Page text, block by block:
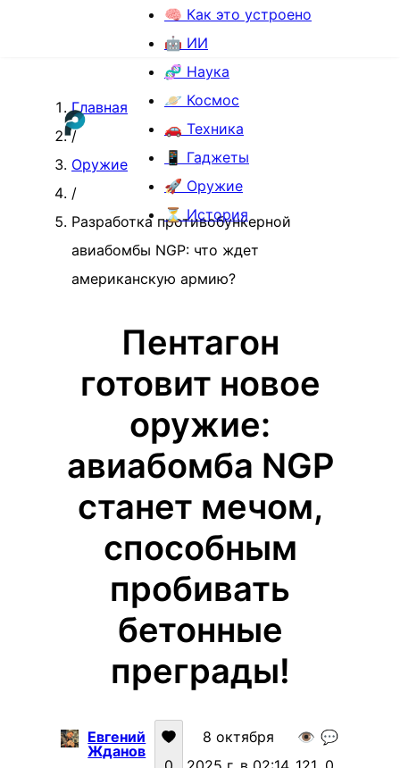
🧠 Как это устроено
🤖 ИИ
🧬 Наука
🪐 Космос
🚗 Техника
📱 Гаджеты
🚀 Оружие
⏳ История
Главная
/
Оружие
/
Разработка противобункерной
авиабомбы NGP: что ждет
американскую армию?
Пентагон
готовит новое
оружие:
авиабомба NGP
станет мечом,
способным
пробивать
бетонные
преграды!
Евгений
Жданов
8 октября
👁️ 💬